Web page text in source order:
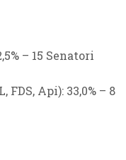
– 15 Senatori
FDS, Api): 33,0% – 8